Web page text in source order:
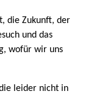
die Zukunft, der
und das
wofür wir uns
leider nicht in